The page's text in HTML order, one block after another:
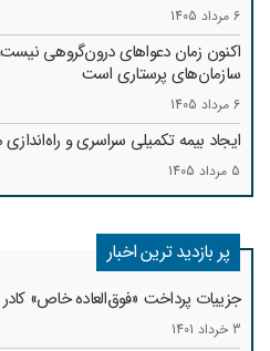
6 مرداد 1405
اکنون زمان دعواهای درون‌گروهی نیست،
سازمان‌های پرستاری است
6 مرداد 1405
ایجاد بیمه تکمیلی سراسری و
5 مرداد 1405
پر بازدید ترین اخبار
جزییات پرداخت «فوق‌العاده خاص»
3 خرداد 1401